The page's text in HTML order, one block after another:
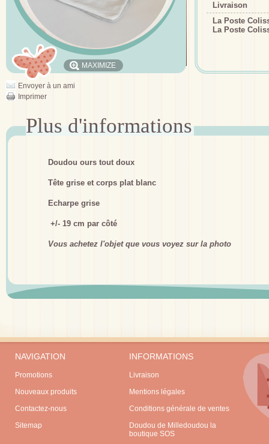
MAXIMIZE
Envoyer à un ami
Imprimer
Livraison
La Poste
La Poste
Doudou ours tout doux
Tête grise et corps plat blanc
Echarpe grise
+/- 19 cm par côté
Vous achetez l'objet que vous voyez sur la photo
NAVIGATION
Promotions
Nouveaux produits
Contactez-nous
Sitemap
INFORMATIONS
Livraison
Mentions légales
Conditions générale de ventes
Doudou de Milledoudou la
boutique SOS